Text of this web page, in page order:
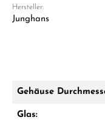
Hersteller:
Junghans
Gehäuse
Glas: